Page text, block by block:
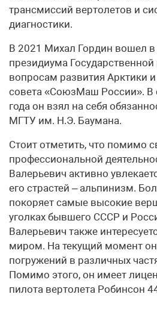
трансмиссий вертолетов и
диагностики.
В 2021 Михал Гордин вошел
президиума
вопросам развития Арктики
совета «СоюзМаш России». В
года он взял на себя
МГТУ им. Н.Э. Баумана.
Стоит отметить, что помимо
профессиональной
Валерьевич активно
его страстей – альпинизм.
покоряет самые высокие
уголках бывшего СССР и
Валерьевич также
миром. На текущий момент
погружений в различных
Помимо этого, он имеет
пилота вертолета Робинсон